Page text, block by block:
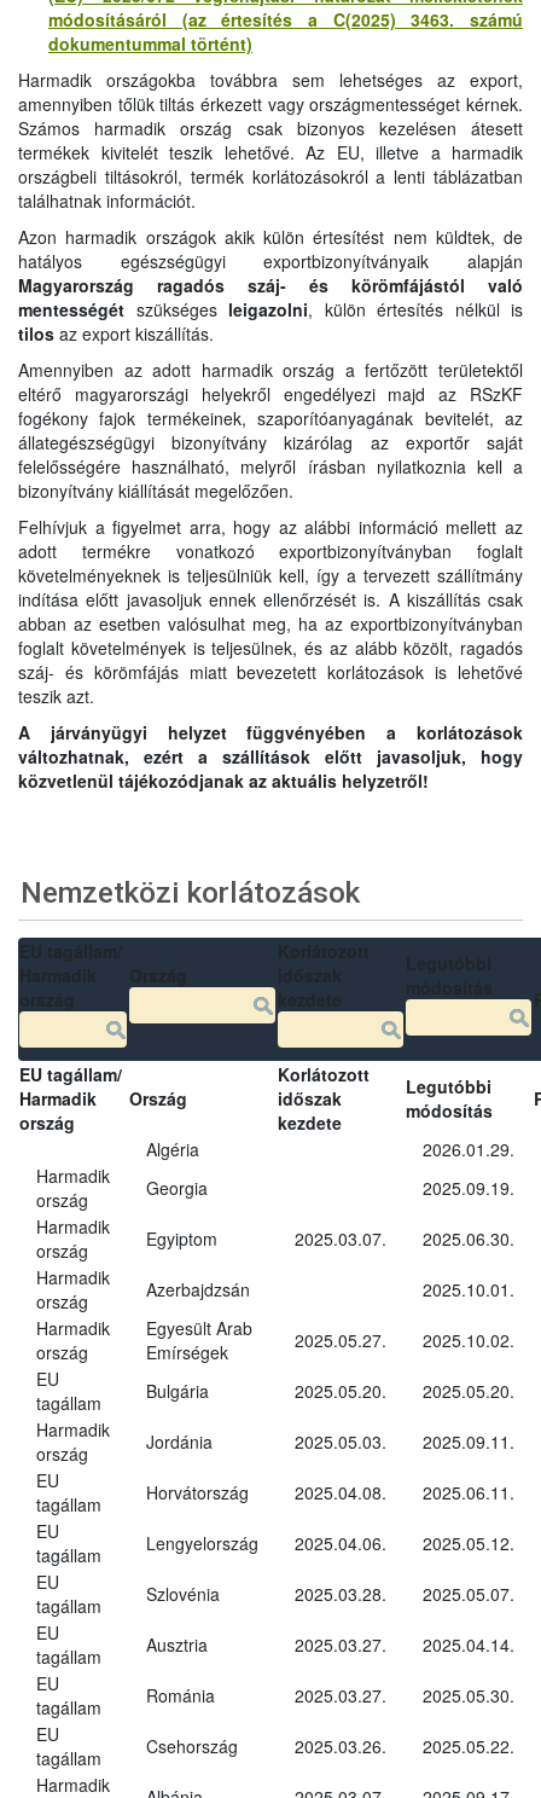
módosításáról (az értesítés a C(2025) 3463. számú
dokumentummal történt)
Harmadik országokba továbbra sem lehetséges az export,
amennyiben tőlük tiltás érkezett vagy országmentességet kérnek.
Számos harmadik ország csak bizonyos kezelésen átesett
termékek kivitelét teszik lehetővé. Az EU, illetve a harmadik
országbeli tiltásokról, termék korlátozásokról a lenti táblázatban
találhatnak információt.
Azon harmadik országok akik külön értesítést nem küldtek, de
hatályos egészségügyi exportbizonyítványaik alapján
Magyarország ragadós száj- és körömfájástól való
mentességét szükségesleigazolni, külön értesítés nélkül is
tilos az export kiszállítás.
Amennyiben az adott harmadik ország a fertőzött területektől
eltérő magyarországi helyekről engedélyezi majd az RSzKF
fogékony fajok termékeinek, szaporítóanyagának bevitelét, az
állategészségügyi bizonyítvány kizárólag az exportőr saját
felelősségére használható, melyről írásban nyilatkoznia kell a
bizonyítvány kiállítását megelőzően.
Felhívjuk a figyelmet arra, hogy az alábbi információ mellett az
adott termékre vonatkozó exportbizonyítványban foglalt
követelményeknek is teljesülniük kell, így a tervezett szállítmány
indítása előtt javasoljuk ennek ellenőrzését is. A kiszállítás csak
abban az esetben valósulhat meg, ha az exportbizonyítványban
foglalt követelmények is teljesülnek, és az alább közölt, ragadós
száj- és körömfájás miatt bevezetett korlátozások is lehetővé
teszik azt.
A járványügyi helyzet függvényében a korlátozások
változhatnak, ezért a szállítások előtt javasoljuk, hogy
közvetlenül tájékozódjanak az aktuális helyzetről!
Nemzetközi korlátozások
EU tagállam/
Harmadik
ország
Ország
Korlátozott
időszak
kezdete
Legutóbbi
módosítás
Algéria
2026.01.29.
Harmadik
ország
Georgia
2025.09.19.
Harmadik
ország
Egyiptom 2025.03.07.
2025.06.30.
Harmadik
ország
Azerbajdzsán
2025.10.01.
Harmadik
ország
Egyesült Arab
Emírségek
2025.05.27.
2025.10.02.
EU
tagállam
Bulgária 2025.05.20.
2025.05.20.
Harmadik
ország
Jordánia 2025.05.03.
2025.09.11.
EU
tagállam
Horvátország 2025.04.08.
2025.06.11.
EU
tagállam
Lengyelország 2025.04.06.
2025.05.12.
EU
tagállam
Szlovénia 2025.03.28.
2025.05.07.
EU
tagállam
Ausztria 2025.03.27.
2025.04.14.
EU
tagállam
Románia 2025.03.27.
2025.05.30.
EU
tagállam
Csehország 2025.03.26.
2025.05.22.
Harmadik